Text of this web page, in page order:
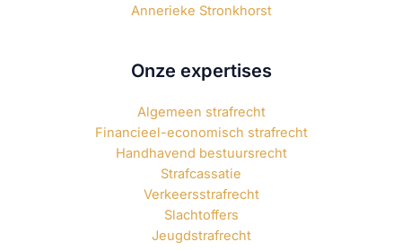
Annerieke Stronkhorst
Onze expertises
Algemeen strafrecht
Financieel-economisch strafrecht
Handhavend bestuursrecht
Strafcassatie
Verkeersstrafrecht
Slachtoffers
Jeugdstrafrecht